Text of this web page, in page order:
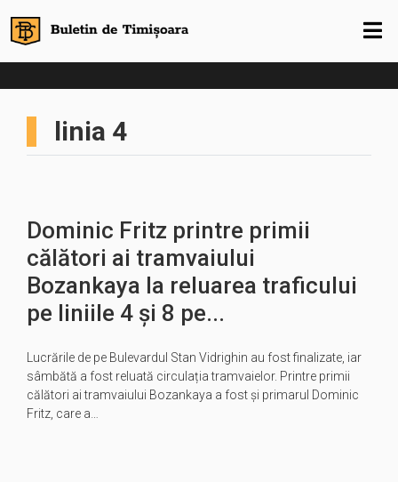
linia 4
Dominic Fritz printre primii
călători ai tramvaiului
Bozankaya la reluarea traficului
pe liniile 4 și 8 pe...
Lucrările de pe Bulevardul Stan Vidrighin au fost finalizate, iar
sâmbătă a fost reluată circulația tramvaielor. Printre primii
călători ai tramvaiului Bozankaya a fost și primarul Dominic
Fritz, care a…